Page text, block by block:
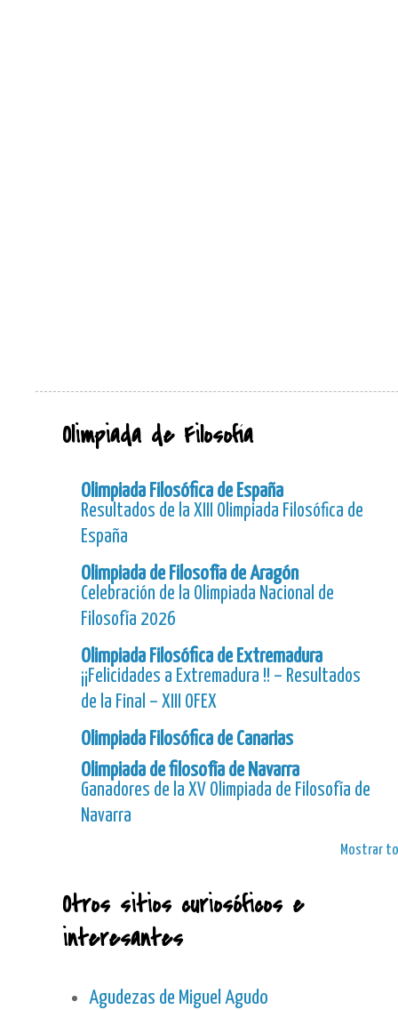
Olimpiada de Filosofía
Olimpiada Filosófica de España
Resultados de la XIII Olimpiada Filosófica de
España
Olimpiada de Filosofía de Aragón
Celebración de la Olimpiada Nacional de
Filosofía 2026
Olimpiada Filosófica de Extremadura
¡¡Felicidades a Extremadura !! – Resultados
de la Final – XIII OFEX
Olimpiada Filosófica de Canarias
Olimpiada de filosofía de Navarra
Ganadores de la XV Olimpiada de Filosofía de
Navarra
Mostrar
Otros sitios curiosóficos e
interesantes
Agudezas de Miguel Agudo